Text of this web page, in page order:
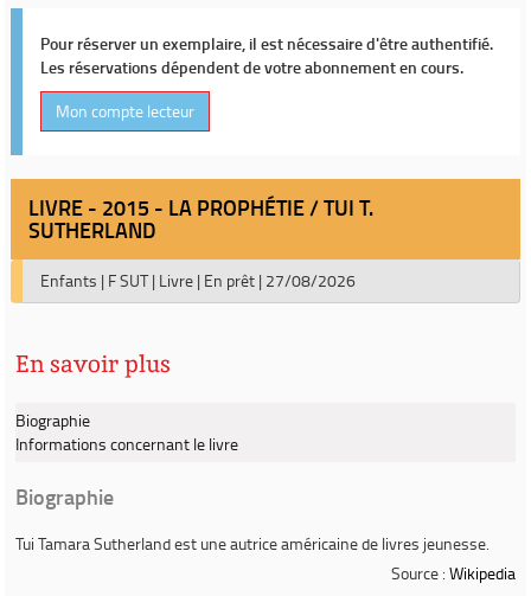
Pour réserver un exemplaire, il est nécessaire d'être authentifié.
Les réservations dépendent de votre abonnement en cours.
Mon compte lecteur
LIVRE - 2015 - LA PROPHÉTIE / TUI T.
SUTHERLAND
Enfants | F SUT | Livre | En prêt | 27/08/2026
En savoir plus
Biographie
Informations concernant le livre
Biographie
Tui Tamara Sutherlandest une autrice américaine de livres jeunesse.
Source : Wikipedia